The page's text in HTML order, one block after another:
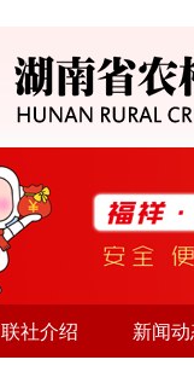
联社介绍 新闻